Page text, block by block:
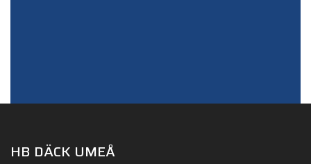
HB DÄCK UMEÅ